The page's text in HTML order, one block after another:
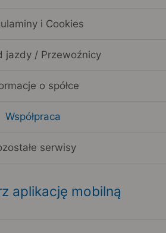
i Cookies
jazdy / Przewoźnicy
o spółce
Współpraca
serwisy
aplikację mobilną